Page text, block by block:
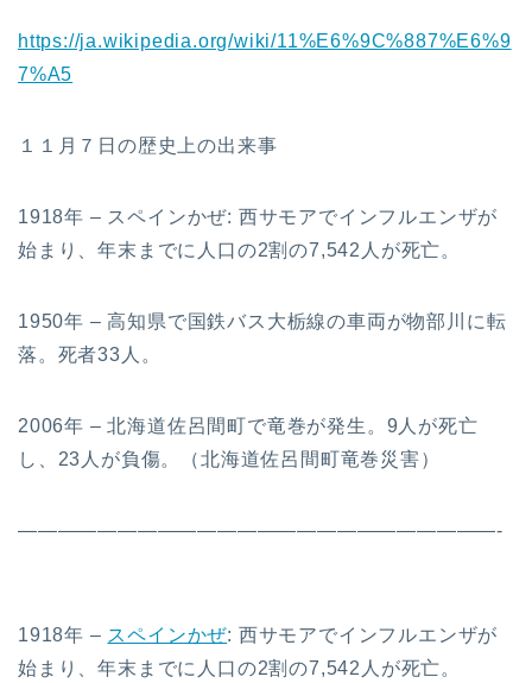
https://ja.wikipedia.org/wiki/11%E6%9C%887%E6%9
7%A5
１１月７日の歴史上の出来事
1918年 – スペインかぜ: 西サモアでインフルエンザが
始まり、年末までに人口の2割の7,542人が死亡。
1950年 – 高知県で国鉄バス大栃線の車両が物部川に転
落。死者33人。
2006年 – 北海道佐呂間町で竜巻が発生。9人が死亡
し、23人が負傷。（北海道佐呂間町竜巻災害）
————————————————————————-
1918年 – スペインかぜ: 西サモアでインフルエンザが
始まり、年末までに人口の2割の7,542人が死亡。